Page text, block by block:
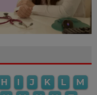
H I J K L
M